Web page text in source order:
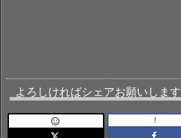
よろしければシェアお願いします
 !